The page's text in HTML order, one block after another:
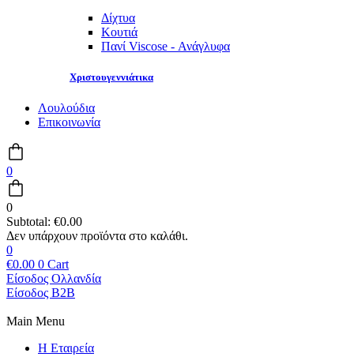
Δίχτυα
Κουτιά
Πανί Viscose - Ανάγλυφα
Χριστουγεννιάτικα
Λουλούδια
Επικοινωνία
0
0
Subtotal: €0.00
0
€0.00 0 Cart
Είσοδος Ολλανδία
Είσοδος B2B
Main Menu
Η Εταιρεία